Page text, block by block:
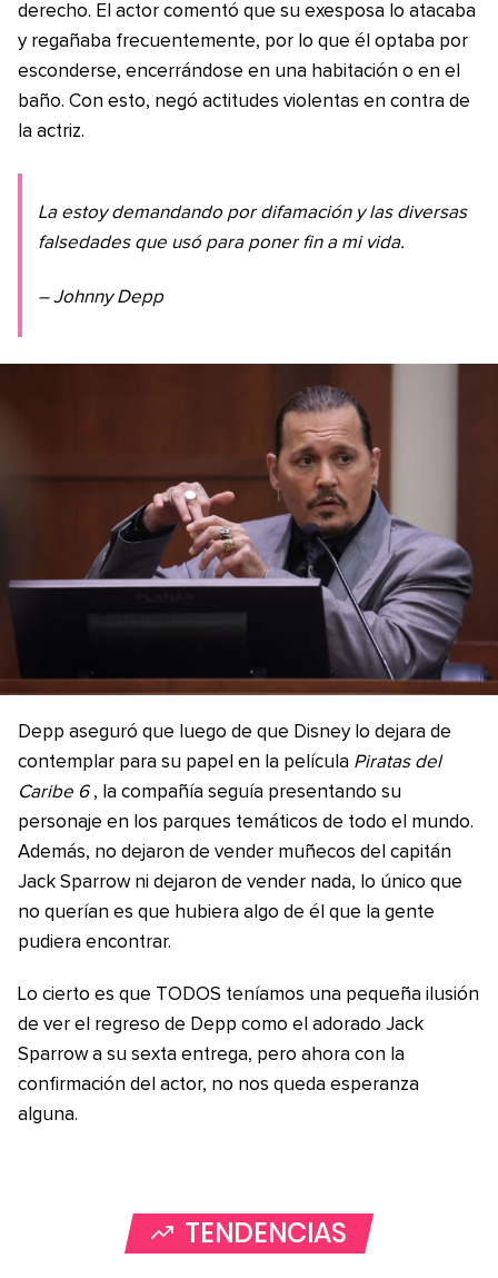
derecho. El actor comentó que su exesposa lo atacaba
y regañaba frecuentemente, por lo que él optaba por
esconderse, encerrándose en una habitación o en el
baño. Con esto, negó actitudes violentas en contra de
la actriz.
La estoy demandando por difamación y las diversas
falsedades que usó para poner fin a mi vida.
– Johnny Depp
Depp aseguró que luego de que Disney lo dejara de
contemplar para su papel en la película Piratas del
Caribe 6 , la compañía seguía presentando su
personaje en los parques temáticos de todo el mundo.
Además, no dejaron de vender muñecos del capitán
Jack Sparrow ni dejaron de vender nada, lo único que
no querían es que hubiera algo de él que la gente
pudiera encontrar.
Lo cierto es que TODOS teníamos una pequeña ilusión
de ver el regreso de Depp como el adorado Jack
Sparrow a su sexta entrega, pero ahora con la
confirmación del actor, no nos queda esperanza
alguna.
TENDENCIAS